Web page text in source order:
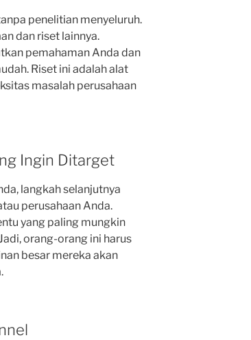
penelitian menyeluruh.
dan riset lainnya.
pemahaman Anda dan
Riset ini adalah alat
masalah perusahaan
Ingin Ditarget
langkah selanjutnya
perusahaan Anda.
yang paling mungkin
orang-orang ini harus
besar mereka akan